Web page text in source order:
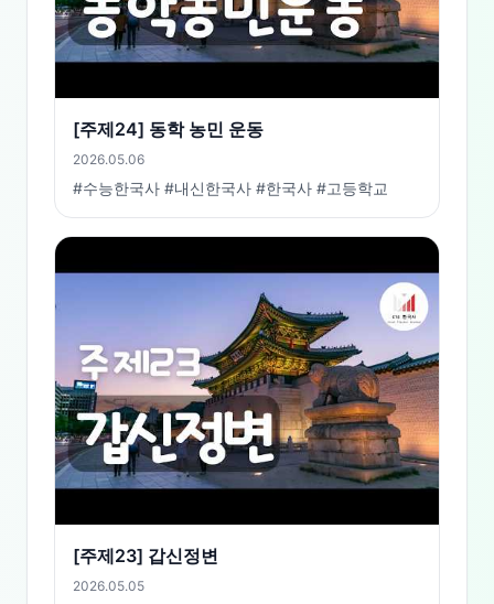
[주제24] 동학 농민 운동
2026.05.06
#수능한국사 #내신한국사 #한국사 #고등학교
[주제23] 갑신정변
2026.05.05